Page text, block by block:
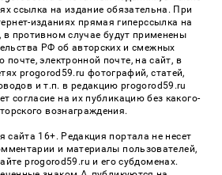
ссылка на издание обязательна. При
изданиях прямая гиперссылка на
в противном случае будут применены
РФ об авторских и смежных
почте, электронной почте, на сайт, в
progorod59.ru фотографий, статей,
и т.п. в редакцию progorod59.ru
согласие на их публикацию без какого-
вознаграждения.
сайта 16+. Редакция портала не несет
и материалы пользователей,
progorod59.ru и его субдоменах.